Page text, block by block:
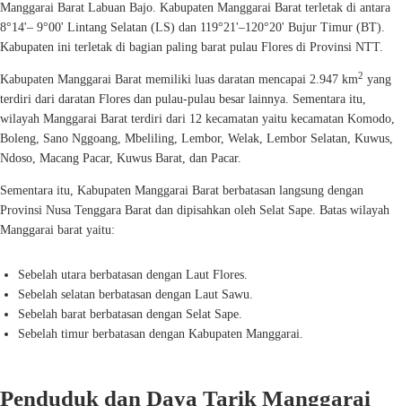
Manggarai Barat Labuan Bajo. Kabupaten Manggarai Barat terletak di antara
8°14'– 9°00' Lintang Selatan (LS) dan 119°21'–120°20' Bujur Timur (BT).
Kabupaten ini terletak di bagian paling barat pulau Flores di Provinsi NTT.
Kabupaten Manggarai Barat memiliki luas daratan mencapai 2.947 km2 yang
terdiri dari daratan Flores dan pulau-pulau besar lainnya. Sementara itu,
wilayah Manggarai Barat terdiri dari 12 kecamatan yaitu kecamatan Komodo,
Boleng, Sano Nggoang, Mbeliling, Lembor, Welak, Lembor Selatan, Kuwus,
Ndoso, Macang Pacar, Kuwus Barat, dan Pacar.
Sementara itu, Kabupaten Manggarai Barat berbatasan langsung dengan
Provinsi Nusa Tenggara Barat dan dipisahkan oleh Selat Sape. Batas wilayah
Manggarai barat yaitu:
Sebelah utara berbatasan dengan Laut Flores.
Sebelah selatan berbatasan dengan Laut Sawu.
Sebelah barat berbatasan dengan Selat Sape.
Sebelah timur berbatasan dengan Kabupaten Manggarai.
Penduduk dan Daya Tarik Manggarai